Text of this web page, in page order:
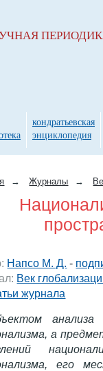
→ Журналы →
Напсо М. Д. -
Век
журнала
анализа
а
его
кондратьевская
энциклопедия